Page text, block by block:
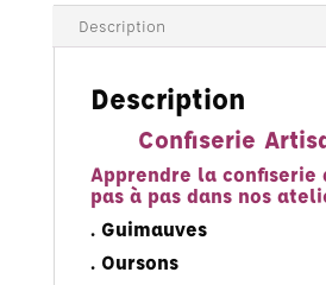
Description
Description
Confiserie
Apprendre la confiserie
pas à pas dans nos
. Guimauves
. Oursons